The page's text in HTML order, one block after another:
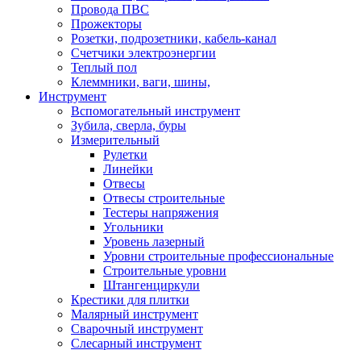
Провода ПВС
Прожекторы
Розетки, подрозетники, кабель-канал
Счетчики электроэнергии
Теплый пол
Клеммники, ваги, шины,
Инструмент
Вспомогательный инструмент
Зубила, сверла, буры
Измерительный
Рулетки
Линейки
Отвесы
Отвесы строительные
Тестеры напряжения
Угольники
Уровень лазерный
Уровни строительные профессиональные
Строительные уровни
Штангенциркули
Крестики для плитки
Малярный инструмент
Сварочный инструмент
Слесарный инструмент